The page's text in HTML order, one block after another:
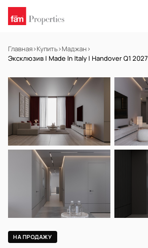
Главная›Купить›Маджан›
Эксклюзив | Made In Italy | Handover Q1 2027
НА ПРОДАЖУ Off-plan
НА ПРОДАЖУ